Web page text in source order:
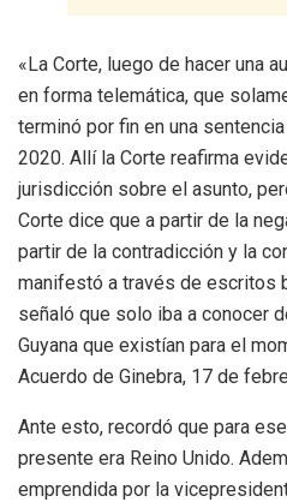
«La Corte, luego de hacer una
en forma telemática, que
terminó por fin en una
2020. Allí la Corte reafirma
jurisdicción sobre el asunto,
Corte dice que a partir de la
partir de la contradicción y la
manifestó a través de escritos
señaló que solo iba a conocer
Guyana que existían para el
Acuerdo de Ginebra, 17 de
Ante esto, recordó que para
presente era Reino Unido.
emprendida por la